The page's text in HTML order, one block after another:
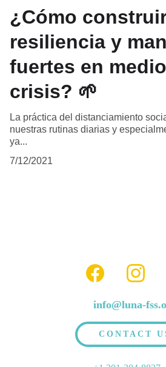
¿Cómo
resiliencia y
fuertes en
crisis? 🌱
La práctica del distanciamiento
nuestras rutinas diarias y
ya...
7/12/2021
info@luna-
CONTACT